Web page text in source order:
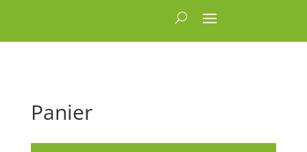
Panier